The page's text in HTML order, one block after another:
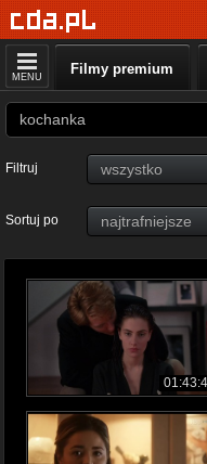
MENU Filmy premium
Filtruj
Sortuj po